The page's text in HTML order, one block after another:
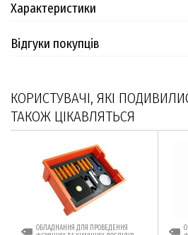
Характеристики
Відгуки покупців
КОРИСТУВАЧІ, ЯКІ
ТАКОЖ ЦІКАВЛЯТЬСЯ
ОБЛАДНАННЯ ДЛЯ ПРОВЕДЕННЯ